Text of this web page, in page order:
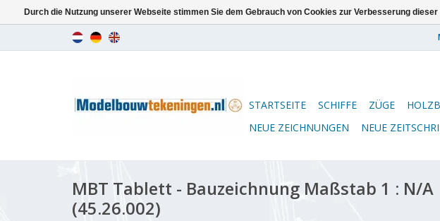
STARTSEITE SCHIFFE ZÜGE
NEUE ZEICHNUNGEN
NEUE
MBT Tablett - Bauzeichnung Maßstab 1 : N/A
(45.26.002)
Durch die Nutzung unserer Webseite stimmen Sie dem Gebrauch von Cookies zur Verbesserung dieser